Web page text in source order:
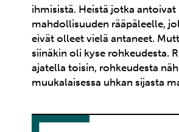
ihmisistä. Heistä jotka antoivat
mahdollisuuden rääpäleelle,
eivät olleet vielä antaneet.
siinäkin oli kyse rohkeudesta.
ajatella toisin, rohkeudesta
muukalaisessa uhkan sijasta